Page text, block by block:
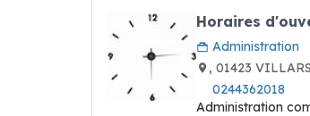
Horaires
Administration
, 01423
0244362018
Administration